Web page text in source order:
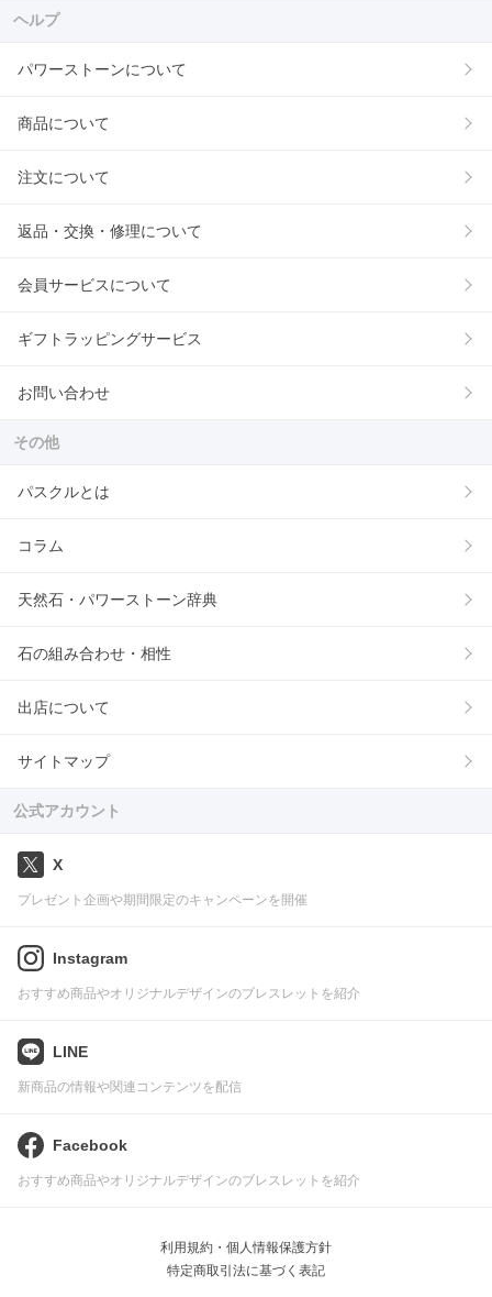
ヘルプ
パワーストーンについて
商品について
注文について
返品・交換・修理について
会員サービスについて
ギフトラッピングサービス
お問い合わせ
その他
パスクルとは
コラム
天然石・パワーストーン辞典
石の組み合わせ・相性
出店について
サイトマップ
公式アカウント
X
プレゼント企画や期間限定のキャンペーンを開催
Instagram
おすすめ商品やオリジナルデザインのブレスレットを紹介
LINE
新商品の情報や関連コンテンツを配信
Facebook
おすすめ商品やオリジナルデザインのブレスレットを紹介
利用規約・個人情報保護方針
特定商取引法に基づく表記